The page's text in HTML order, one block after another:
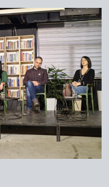
između
Odalović i
novi sukob
YIHR